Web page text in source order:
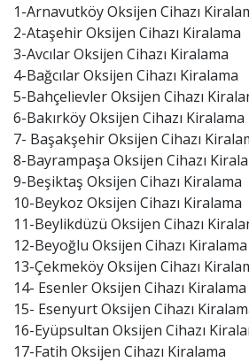
1-Arnavutköy Oksijen Cihazı
2-Ataşehir Oksijen Cihazı Kiralama
3-Avcılar Oksijen Cihazı Kiralama
4-Bağcılar Oksijen Cihazı Kiralama
5-Bahçelievler Oksijen Cihazı
6-Bakırköy Oksijen Cihazı Kiralama
7- Başakşehir Oksijen Cihazı
8-Bayrampaşa Oksijen Cihazı
9-Beşiktaş Oksijen Cihazı Kiralama
10-Beykoz Oksijen Cihazı Kiralama
11-Beylikdüzü Oksijen Cihazı
12-Beyoğlu Oksijen Cihazı Kiralama
13-Çekmeköy Oksijen Cihazı
14- Esenler Oksijen Cihazı Kiralama
15- Esenyurt Oksijen Cihazı
16-Eyüpsultan Oksijen Cihazı
17-Fatih Oksijen Cihazı Kiralama